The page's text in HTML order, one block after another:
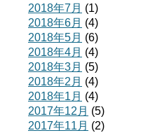
2018年7月 (1)
2018年6月 (4)
2018年5月 (6)
2018年4月 (4)
2018年3月 (5)
2018年2月 (4)
2018年1月 (4)
2017年12月 (5)
2017年11月 (2)